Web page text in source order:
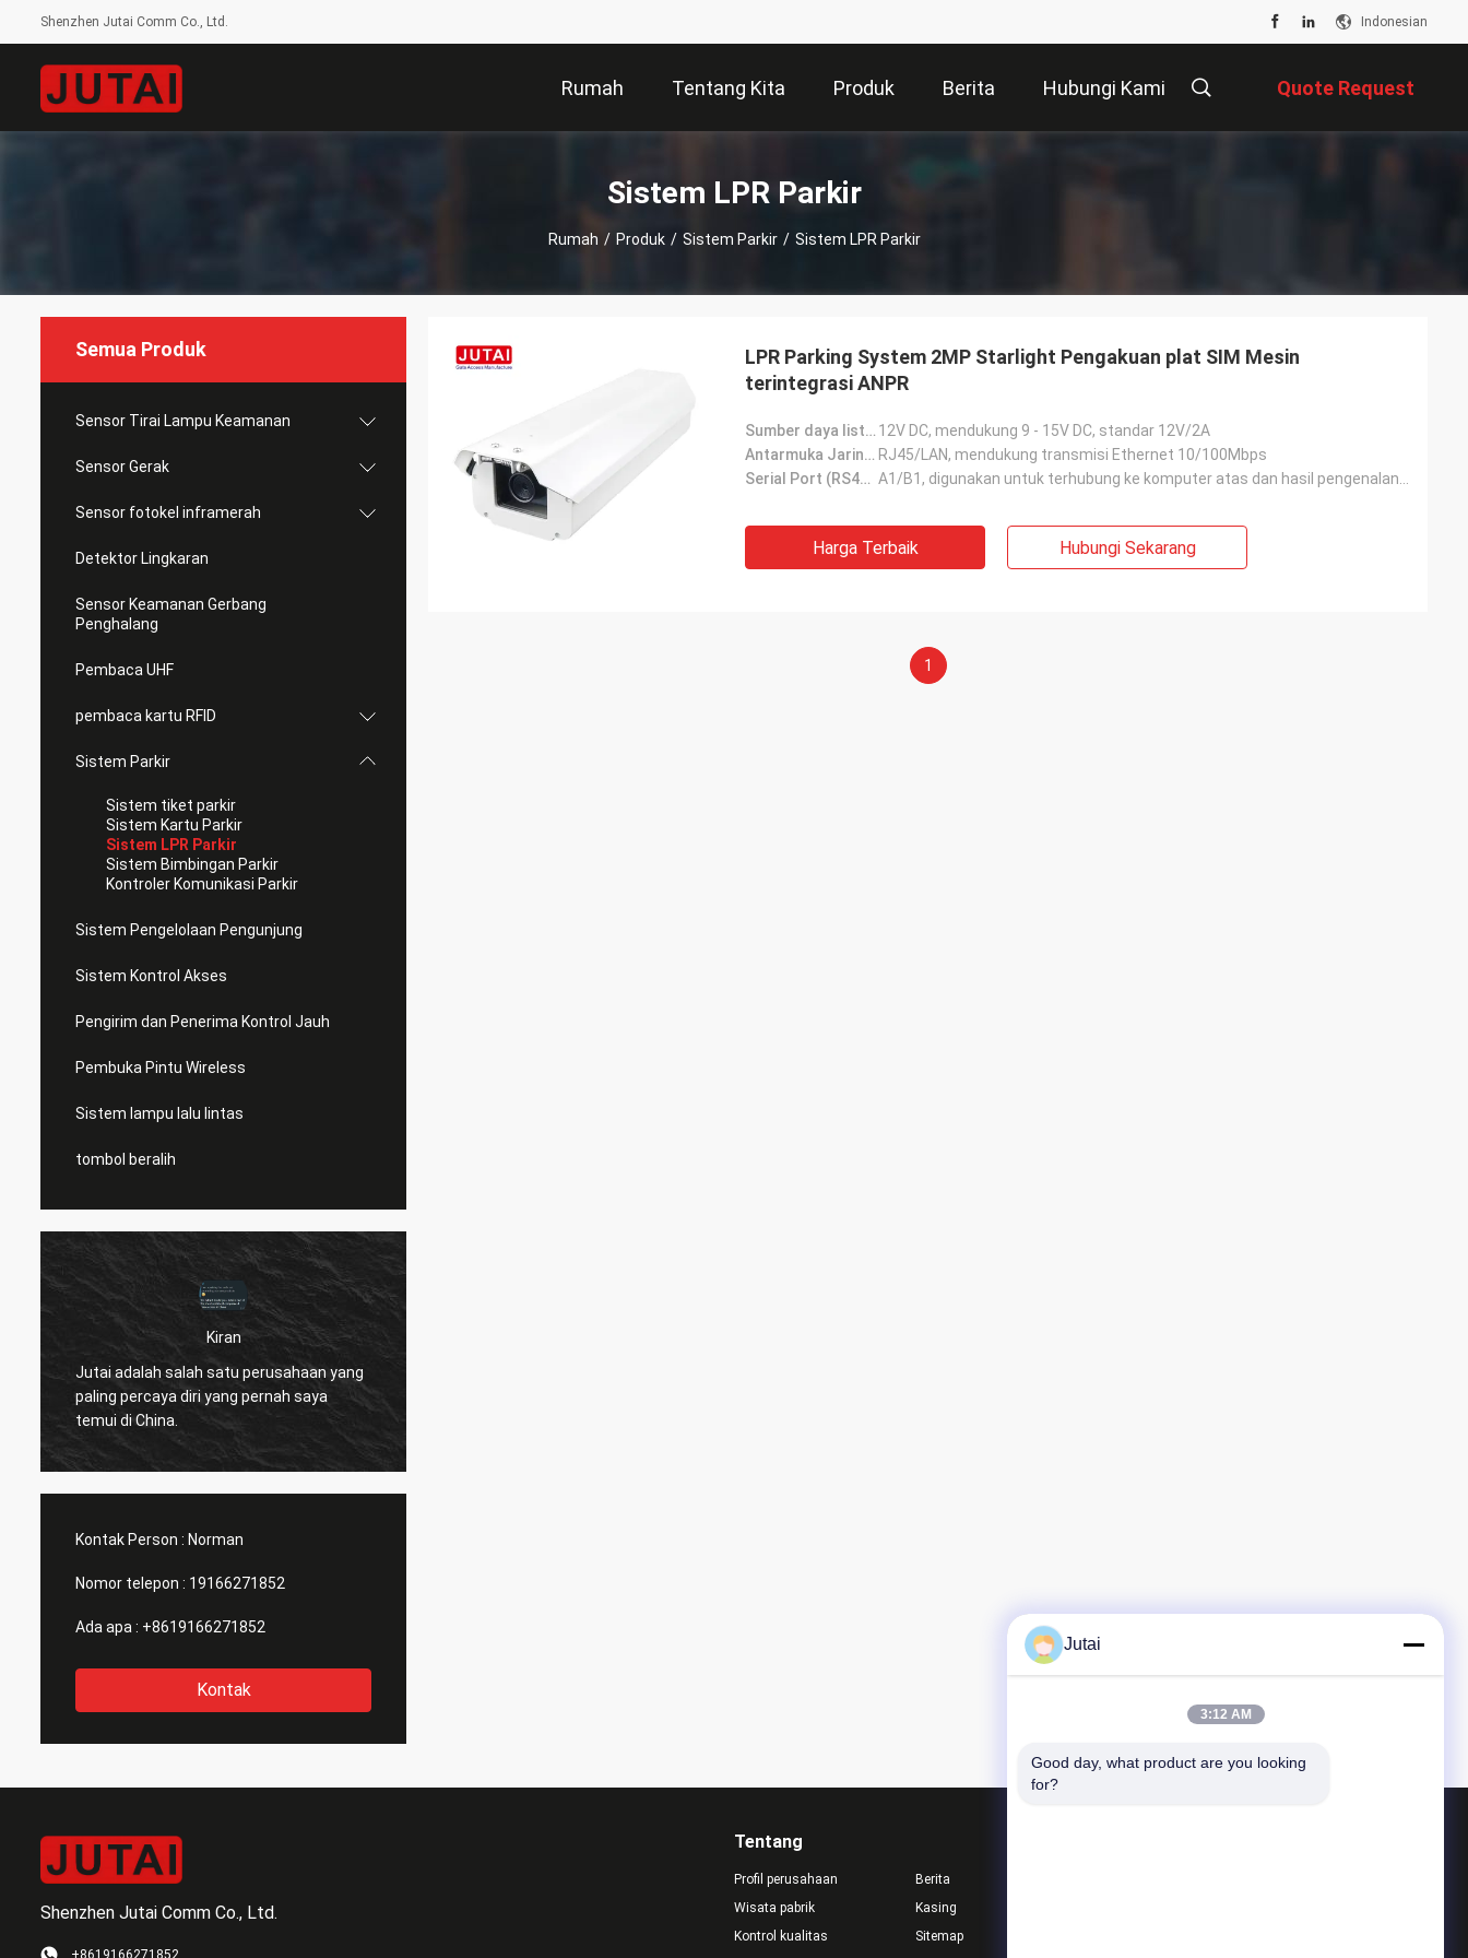
Shenzhen Jutai Comm Co., Ltd. Indonesian
Rumah Tentang Kita Produk Berita Hubungi Kami Quote Request
Sistem LPR Parkir
Rumah / Produk / Sistem Parkir / Sistem LPR Parkir
Semua Produk
Sensor Tirai Lampu Keamanan
Sensor Gerak
Sensor fotokel inframerah
Detektor Lingkaran
Sensor Keamanan Gerbang
Penghalang
Pembaca UHF
pembaca kartu RFID
Sistem Parkir
Sistem tiket parkir
Sistem Kartu Parkir
Sistem LPR Parkir
Sistem Bimbingan Parkir
Kontroler Komunikasi Parkir
Sistem Pengelolaan Pengunjung
Sistem Kontrol Akses
Pengirim dan Penerima Kontrol Jauh
Pembuka Pintu Wireless
Sistem lampu lalu lintas
tombol beralih
Kiran
Jutai adalah salah satu perusahaan yang
paling percaya diri yang pernah saya
temui di China.
Kontak Person : Norman
Nomor telepon : 19166271852
Ada apa : +8619166271852
Kontak
LPR Parking System 2MP Starlight Pengakuan plat SIM Mesin
terintegrasi ANPR
Sumber daya listrik: 12V DC, mendukung 9 - 15V DC, standar 12V/2A
Antarmuka Jaringan: RJ45/LAN, mendukung transmisi Ethernet 10/100Mbps
Serial Port (RS485):
Harga Terbaik Hubungi Sekarang
1
Shenzhen Jutai Comm Co., Ltd.
+8619166271852
Tentang
Profil perusahaan
Wisata pabrik
Kontrol kualitas
Berita
Kasing
Sitemap
Jutai
3:12 AM
Good day, what product are you looking
for?